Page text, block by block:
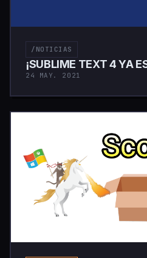
/NOTICIAS
¡SUBLIME TEXT 4 YA
24 MAY. 2021